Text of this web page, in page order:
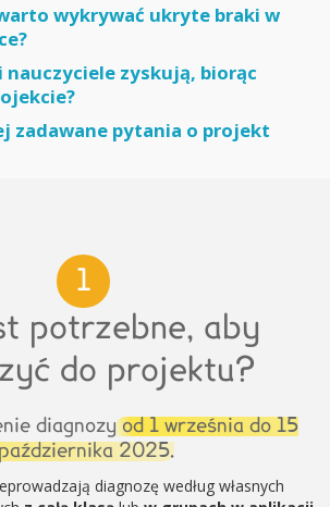
wykrywać ukryte braki w
i nauczyciele zyskują, biorąc
zadawane pytania o projekt
1
potrzebne, aby
do projektu?
diagnozy od 1 września do 15
października 2025.
diagnozę według własnych